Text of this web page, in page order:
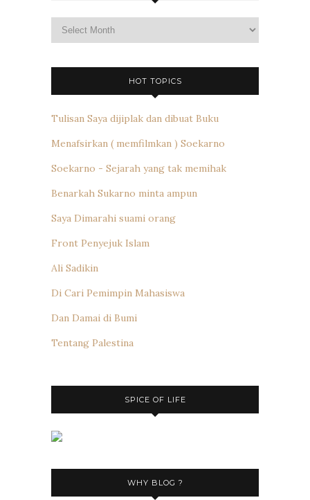
HOT TOPICS
Tulisan Saya dijiplak dan dibuat Buku
Menafsirkan ( memfilmkan ) Soekarno
Soekarno - Sejarah yang tak memihak
Benarkah Sukarno minta ampun
Saya Dimarahi suami orang
Front Penyejuk Islam
Ali Sadikin
Di Cari Pemimpin Mahasiswa
Dan Damai di Bumi
Tentang Palestina
SPICE OF LIFE
WHY BLOG ?